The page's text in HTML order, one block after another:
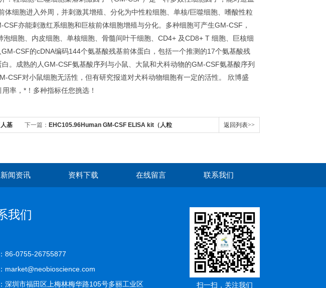
体细胞进入外周，并刺激其增殖、分化为中性粒细胞、单核/巨噬细胞、嗜酸性粒
亦能刺激红系细胞和巨核前体细胞增殖与分化。多种细胞可产生GM-CSF，
细胞、内皮细胞、单核细胞、骨髓间叶干细胞、CD4+ 及CD8+ T 细胞、巨核细
CSF的cDNA编码144个氨基酸残基前体蛋白，包括一个推测的17个氨基酸残
。成熟的人GM-CSF氨基酸序列与小鼠、大鼠和犬科动物的GM-CSF氨基酸序列
CSF对小鼠细胞无活性，但有研究报道对犬科动物细胞有一定的活性。 欣博盛
率，*！多种指标任您挑选！
基 下一篇： EHC105.96Human GM-CSF ELISA kit（人粒 返回列表>>
新闻资讯 资料下载 在线留言 联系我们
我们
86-0755-26755877
market@neobioscience.com
深圳市福田区上梅林梅华路105号多丽工业区
扫一扫，关注我们